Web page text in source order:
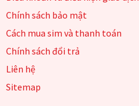
Chính sách bảo mật
Cách mua sim và thanh toán
Chính sách đổi trả
Liên hệ
Sitemap